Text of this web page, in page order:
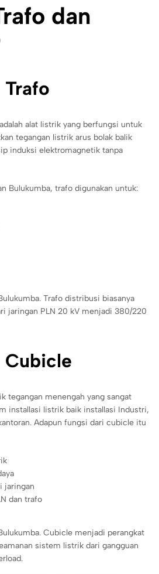
dan
alat listrik yang berfungsi untuk
tegangan listrik arus bolak balik
induksi elektromagnetik tanpa
Bulukumba, trafo digunakan untuk:
Trafo distribusi biasanya
jaringan PLN 20 kV menjadi 380/220
Cubicle
tegangan menengah yang sangat
installasi listrik baik installasi Industri,
Adapun fungsi dari cubicle itu
jaringan
dan trafo
Cubicle menjadi perangkat
sistem listrik dari gangguan